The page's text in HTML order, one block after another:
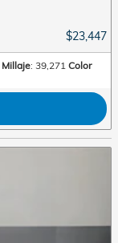
$23,447
Millaje: 39,271 Color